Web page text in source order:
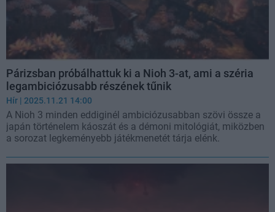
Párizsban próbálhattuk ki a Nioh 3-at, ami a széria
legambiciózusabb részének tűnik
Hír | 2025.11.21 14:00
A Nioh 3 minden eddiginél ambiciózusabban szövi össze a
japán történelem káoszát és a démoni mitológiát, miközben
a sorozat legkeményebb játékmenetét tárja elénk.